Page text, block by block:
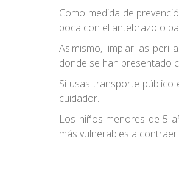
Como medida de
boca con el antebrazo o
Asimismo, limpiar las
donde se han presentado
Si usas transporte
cuidador.
Los niños menores de 5
más vulnerables a